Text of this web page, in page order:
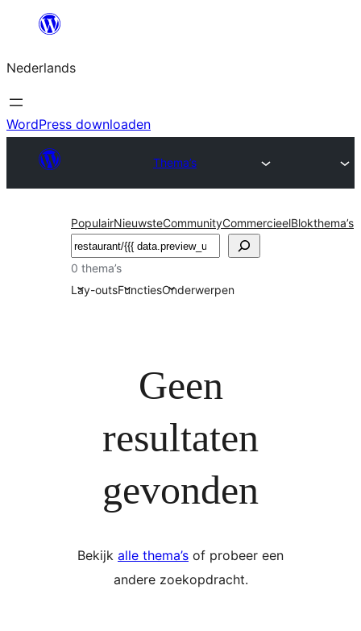
de
inhoud
Nederlands
WordPress downloaden
Thema’s
PopulairNieuwsteCommunityCommercieelBlokthema’s
Zoeken
0 thema’s
Lay-outsFunctiesOnderwerpen
Geen
resultaten
gevonden
Bekijk alle thema’s of probeer een
andere zoekopdracht.